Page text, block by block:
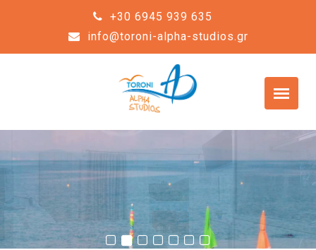
+30 6945 939 635
info@toroni-alpha-studios.gr